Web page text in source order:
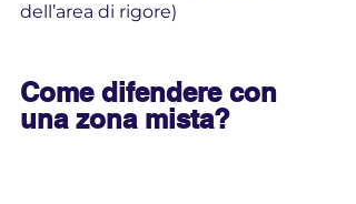
dell’area di rigore)
Come difendere con
una zona mista?